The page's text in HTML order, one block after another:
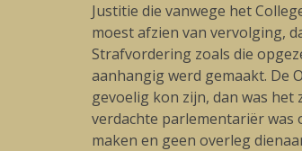
Justitie die vanwege het
moest afzien van vervolging,
Strafvordering zoals die
aanhangig werd gemaakt. De
gevoelig kon zijn, dan was
verdachte parlementariër was
maken en geen overleg